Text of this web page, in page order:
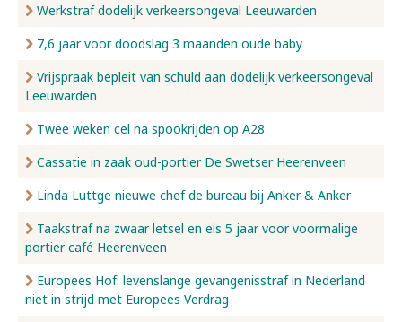
Werkstraf dodelijk verkeersongeval Leeuwarden
7,6 jaar voor doodslag 3 maanden oude baby
Vrijspraak bepleit van schuld aan dodelijk verkeersongeval
Leeuwarden
Twee weken cel na spookrijden op A28
Cassatie in zaak oud-portier De Swetser Heerenveen
Linda Luttge nieuwe chef de bureau bij Anker & Anker
Taakstraf na zwaar letsel en eis 5 jaar voor voormalige
portier café Heerenveen
Europees Hof: levenslange gevangenisstraf in Nederland
niet in strijd met Europees Verdrag